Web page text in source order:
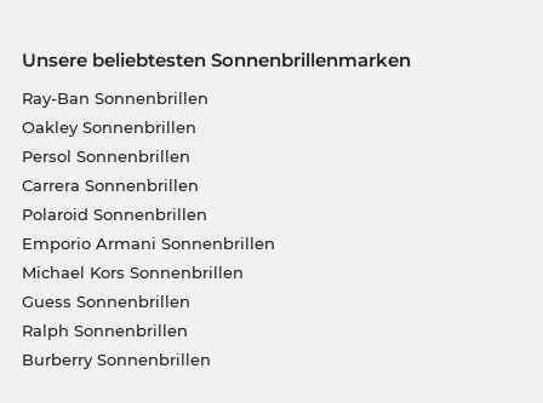
Unsere beliebtesten Sonnenbrillenmarken
Ray-Ban Sonnenbrillen
Oakley Sonnenbrillen
Persol Sonnenbrillen
Carrera Sonnenbrillen
Polaroid Sonnenbrillen
Emporio Armani Sonnenbrillen
Michael Kors Sonnenbrillen
Guess Sonnenbrillen
Ralph Sonnenbrillen
Burberry Sonnenbrillen